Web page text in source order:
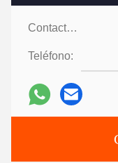
Contactos:
Teléfono: